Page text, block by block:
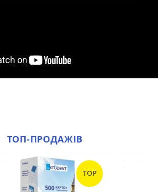
ТОП-ПРОДАЖІВ
TOP